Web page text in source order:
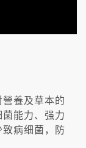
養及草本的
能力、强力
病细菌，防